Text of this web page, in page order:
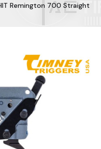
Remington 700 Straight